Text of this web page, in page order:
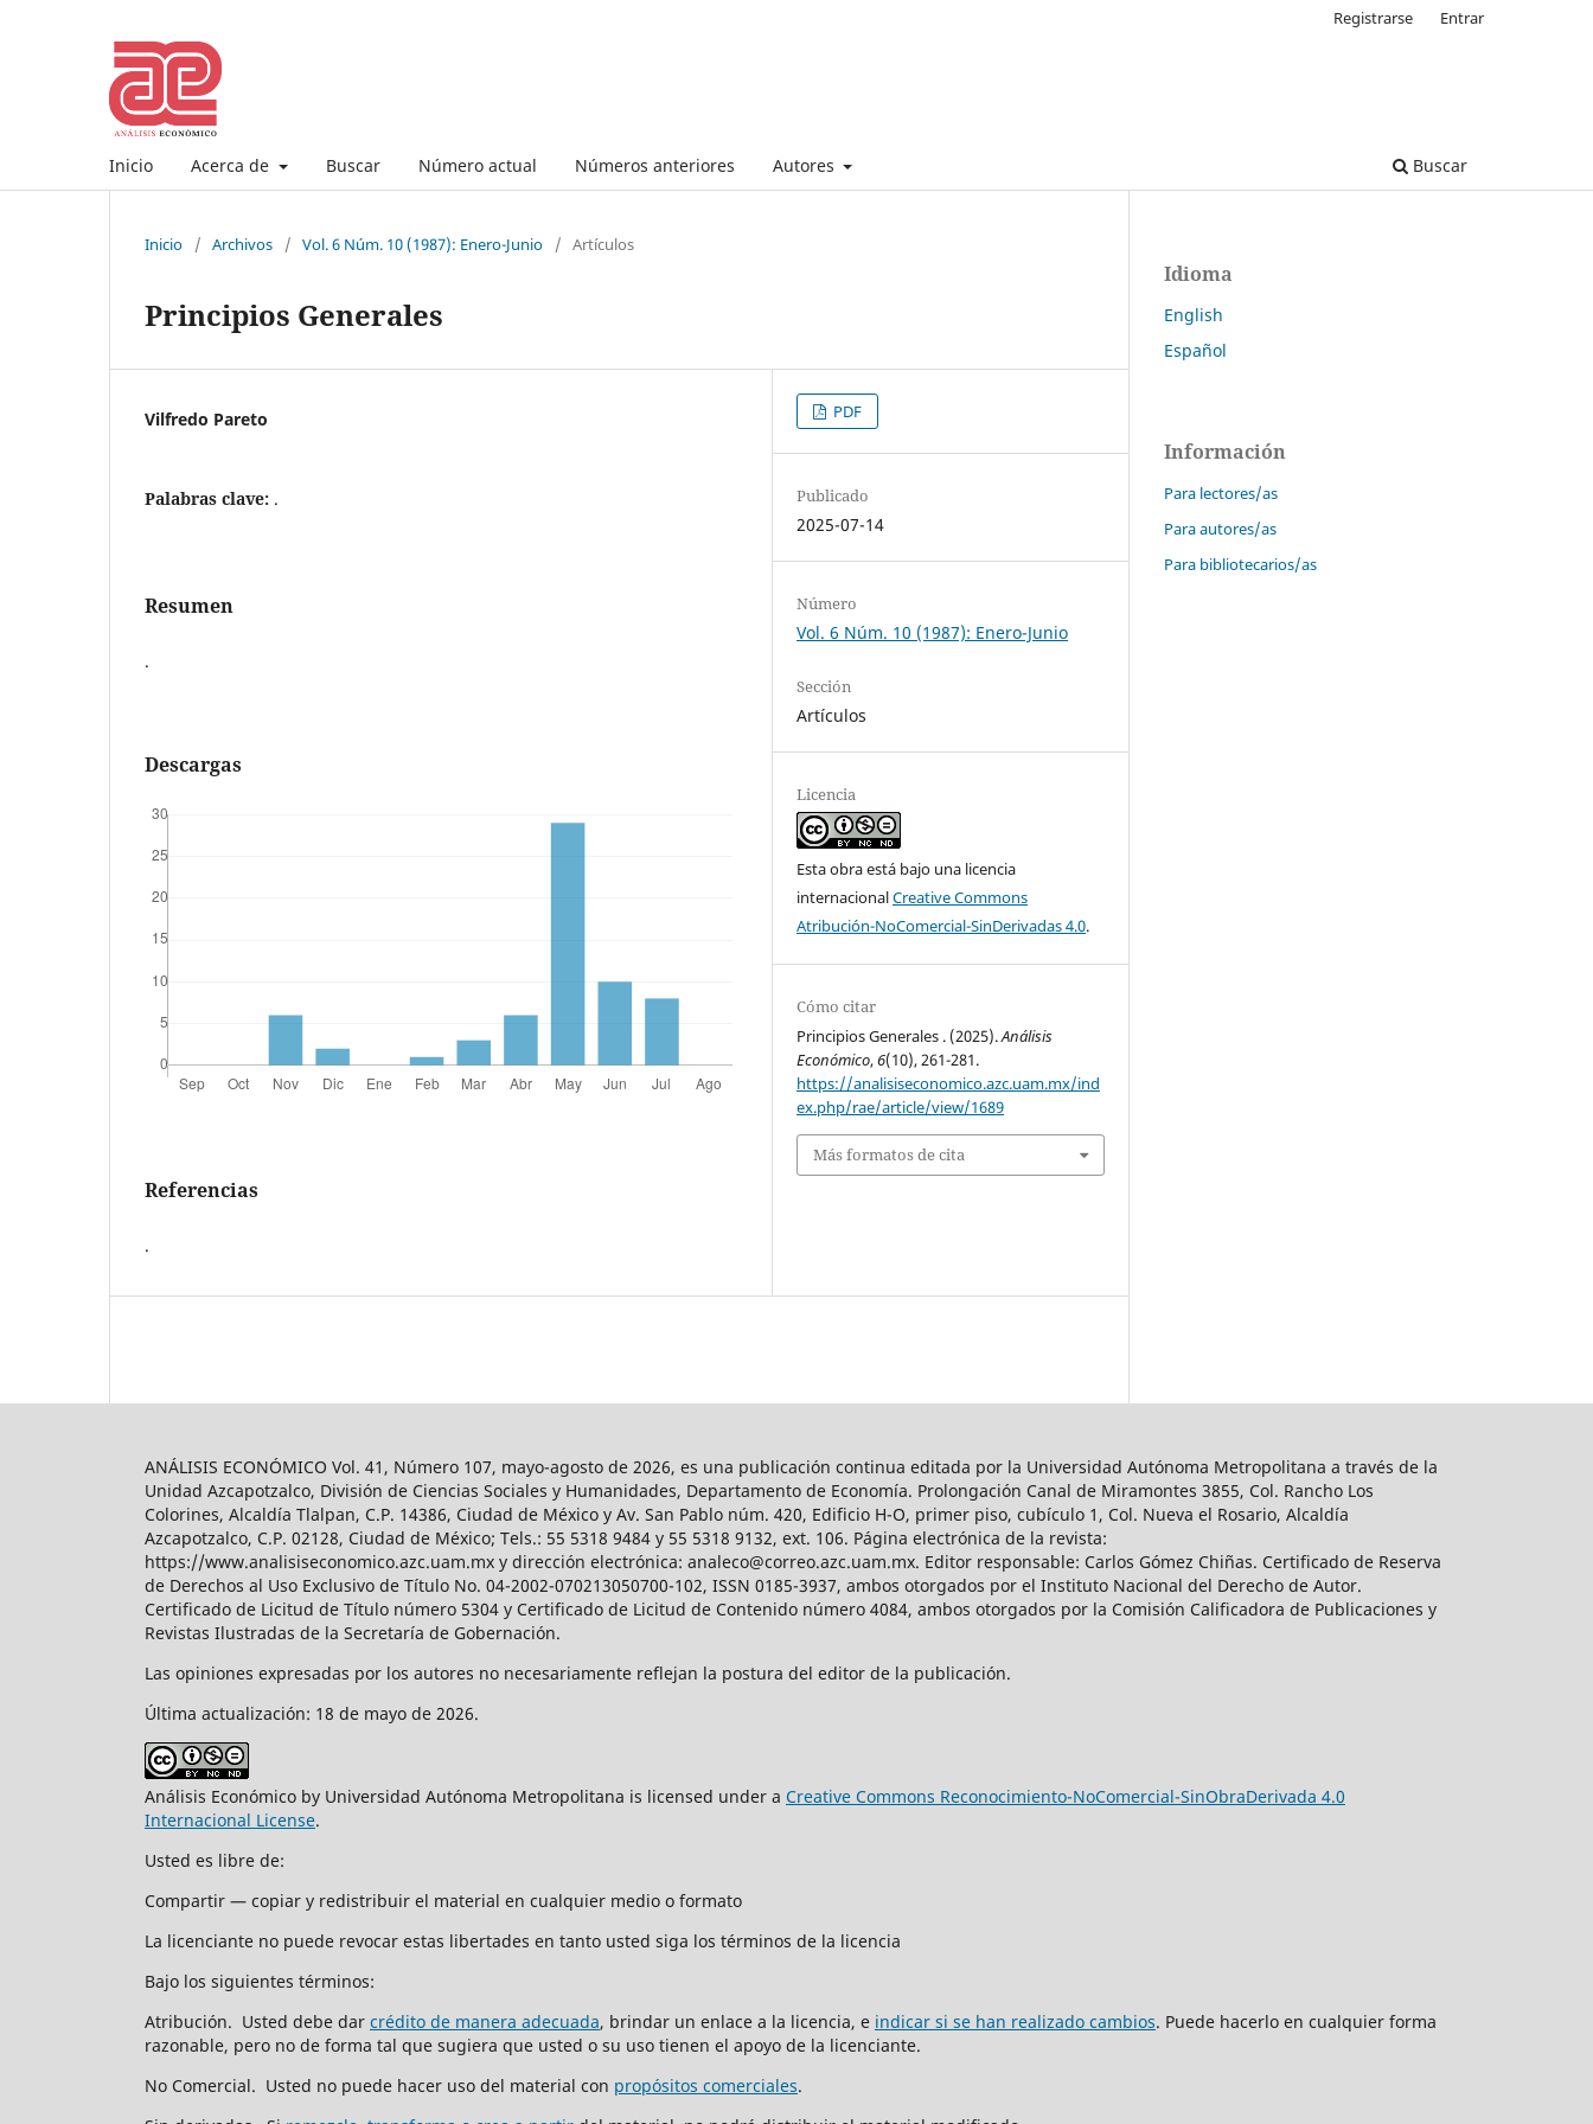
Inicio Acerca de Buscar Número actual Números anteriores Autores Buscar
Registrarse Entrar
Inicio / Archivos / Vol. 6 Núm. 10 (1987): Enero-Junio / Artículos
Principios Generales
Vilfredo Pareto
Palabras clave: .
Resumen
.
Descargas
Referencias
.
PDF
Publicado
2025-07-14
Número
Vol. 6 Núm. 10 (1987): Enero-Junio
Sección
Artículos
Licencia
Esta obra está bajo una licencia
internacionalCreative Commons
Atribución-NoComercial-SinDerivadas 4.0.
Cómo citar
Principios Generales . (2025).Análisis
Económico,6(10), 261-281.
https://analisiseconomico.azc.uam.mx/ind
ex.php/rae/article/view/1689
Más formatos de cita
Idioma
English
Español
Información
Para lectores/as
Para autores/as
Para bibliotecarios/as
ANÁLISIS ECONÓMICO Vol. 41, Número 107, mayo-agosto de 2026, es una publicación continua editada por la Universidad Autónoma Metropolitana a través de la
Unidad Azcapotzalco, División de Ciencias Sociales y Humanidades, Departamento de Economía. Prolongación Canal de Miramontes 3855, Col. Rancho Los
Colorines, Alcaldía Tlalpan, C.P. 14386, Ciudad de México y Av. San Pablo núm. 420, Edificio H-O, primer piso, cubículo 1, Col. Nueva el Rosario, Alcaldía
Azcapotzalco, C.P. 02128, Ciudad de México; Tels.: 55 5318 9484 y 55 5318 9132, ext. 106. Página electrónica de la revista:
https://www.analisiseconomico.azc.uam.mx y dirección electrónica: analeco@correo.azc.uam.mx. Editor responsable: Carlos Gómez Chiñas. Certificado de Reserva
de Derechos al Uso Exclusivo de Título No. 04-2002-070213050700-102, ISSN 0185-3937, ambos otorgados por el Instituto Nacional del Derecho de Autor.
Certificado de Licitud de Título número 5304 y Certificado de Licitud de Contenido número 4084, ambos otorgados por la Comisión Calificadora de Publicaciones y
Revistas Ilustradas de la Secretaría de Gobernación.
Las opiniones expresadas por los autores no necesariamente reflejan la postura del editor de la publicación.
Última actualización: 18 de mayo de 2026.
Análisis Económico by Universidad Autónoma Metropolitana is licensed under a Creative Commons Reconocimiento-NoComercial-SinObraDerivada 4.0
Internacional License.
Usted es libre de:
Compartir — copiar y redistribuir el material en cualquier medio o formato
La licenciante no puede revocar estas libertades en tanto usted siga los términos de la licencia
Bajo los siguientes términos:
Atribución. Usted debe dar crédito de manera adecuada, brindar un enlace a la licencia, e indicar si se han realizado cambios. Puede hacerlo en cualquier forma
razonable, pero no de forma tal que sugiera que usted o su uso tienen el apoyo de la licenciante.
No Comercial. Usted no puede hacer uso del material con propósitos comerciales.